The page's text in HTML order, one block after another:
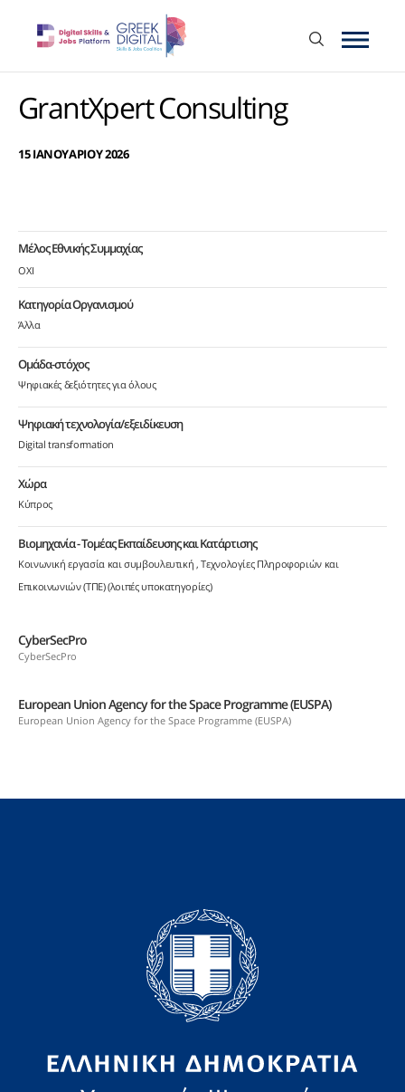
GrantXpert Consulting
15 ΙΑΝΟΥΑΡΙΟΥ 2026
Μέλος Εθνικής Συμμαχίας
ΟΧΙ
Κατηγορία Οργανισμού
Άλλα
Ομάδα-στόχος
Ψηφιακές δεξιότητες για όλους
Ψηφιακή τεχνολογία/εξειδίκευση
Digital transformation
Χώρα
Κύπρος
Βιομηχανία - Τομέας Εκπαίδευσης και Κατάρτισης
Κοινωνική εργασία και συμβουλευτική Τεχνολογίες Πληροφοριών και
Επικοινωνιών (ΤΠΕ) (λοιπές υποκατηγορίες)
CyberSecPro
CyberSecPro
European Union Agency for the Space Programme (EUSPA)
European Union Agency for the Space Programme (EUSPA)